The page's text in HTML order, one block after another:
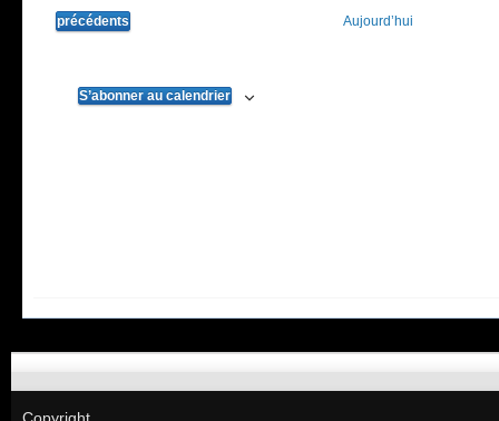
Évènements
précédents Aujourd’hui
S’abonner au calendrier